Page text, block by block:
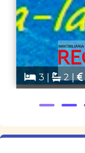
3 | 2 |